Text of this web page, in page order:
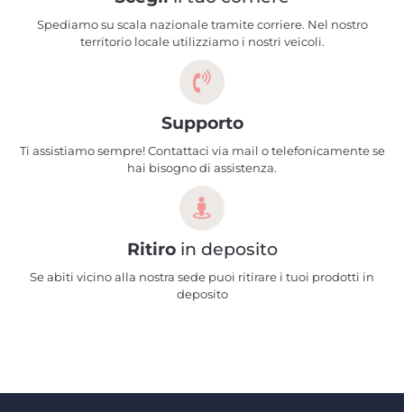
Spediamo su scala nazionale tramite corriere. Nel nostro
territorio locale utilizziamo i nostri veicoli.
Supporto
Ti assistiamo sempre! Contattaci via mail o telefonicamente se
hai bisogno di assistenza.
Ritiroin deposito
Se abiti vicino alla nostra sede puoi ritirare i tuoi prodotti in
deposito